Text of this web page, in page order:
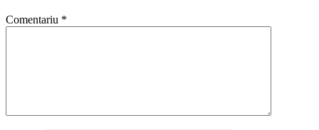
Comentariu *